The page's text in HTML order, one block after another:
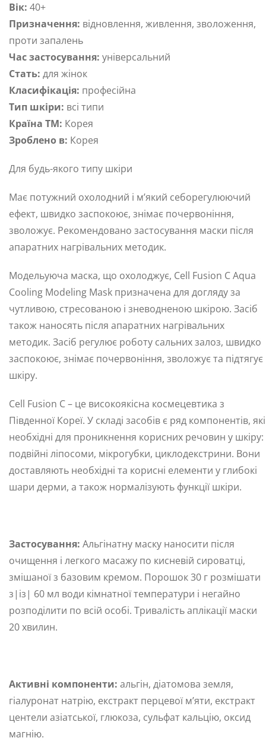
Вік: 40+
Призначення: відновлення, живлення, зволоження,
проти запалень
Час застосування: універсальний
Стать: для жінок
Класифікація: професійна
Тип шкіри: всі типи
Країна ТМ: Корея
Зроблено в: Корея
Для будь-якого типу шкіри
Має потужний охолодний і м’який себорегулюючий
ефект, швидко заспокоює, знімає почервоніння,
зволожує. Рекомендовано застосування маски після
апаратних нагрівальних методик.
Модельуюча маска, що охолоджує, Cell Fusion C Aqua
Cooling Modeling Mask призначена для догляду за
чутливою, стресованою і зневодненою шкірою. Засіб
також наносять після апаратних нагрівальних
методик. Засіб регулює роботу сальних залоз, швидко
заспокоює, знімає почервоніння, зволожує та підтягує
шкіру.
Cell Fusion C – це високоякісна космецевтика з
Південної Кореї. У складі засобів є ряд компонентів, які
необхідні для проникнення корисних речовин у шкіру:
подвійні ліпосоми, мікрогубки, циклодекстрини. Вони
доставляють необхідні та корисні елементи у глибокі
шари дерми, а також нормалізують функції шкіри.
Застосування: Альгінатну маску наносити після
очищення і легкого масажу по кисневій сироватці,
змішаної з базовим кремом. Порошок 30 г розмішати
з|із| 60 мл води кімнатної температури і негайно
розподілити по всій особі. Тривалість аплікації маски
20 хвилин.
Активні компоненти: альгін, діатомова земля,
гіалуронат натрію, екстракт перцевої м’яти, екстракт
центели азіатської, глюкоза, сульфат кальцію, оксид
магнію.